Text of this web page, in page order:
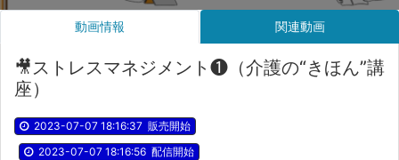
動画情報 関連動画
🎥ストレスマネジメント❶（介護の“きほん”講
座）
2023-07-07 18:16:37 販売開始
2023-07-07 18:16:56 配信開始